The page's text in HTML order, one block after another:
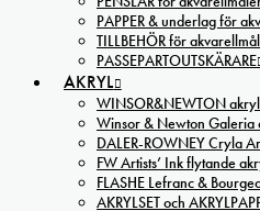
PAPPER & underlag för
TILLBEHÖR för
PASSEPARTOUTSKÄRARE
AKRYL
WINSOR&NEWTON
Winsor & Newton
DALER-ROWNEY Cryla
FW Artists’ Ink flytande
FLASHE Lefranc &
AKRYLSET och